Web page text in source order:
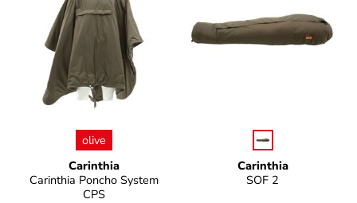
Carinthia
Carinthia Poncho System
CPS
auswählen
olive
Carinthia
SOF 2
Farbe